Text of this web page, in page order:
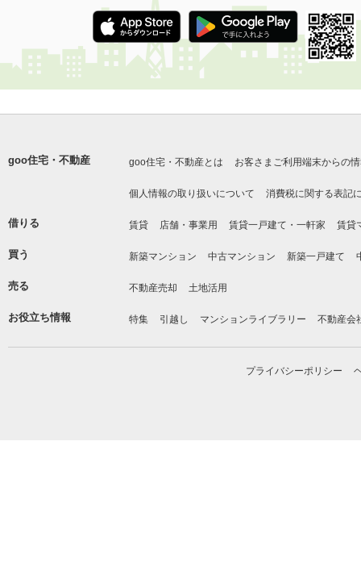
goo住宅・不動産 goo住宅・不動産とは お客さまご利用端末からの
個人情報の取り扱いについて 消費税に関する表記
借りる 賃貸 店舗・事業用 賃貸一戸建て・一軒家 賃貸
買う 新築マンション 中古マンション 新築一戸建て
売る 不動産売却 土地活用
お役立ち情報 特集 引越し マンションライブラリー 不動産会
プライバシーポリシー